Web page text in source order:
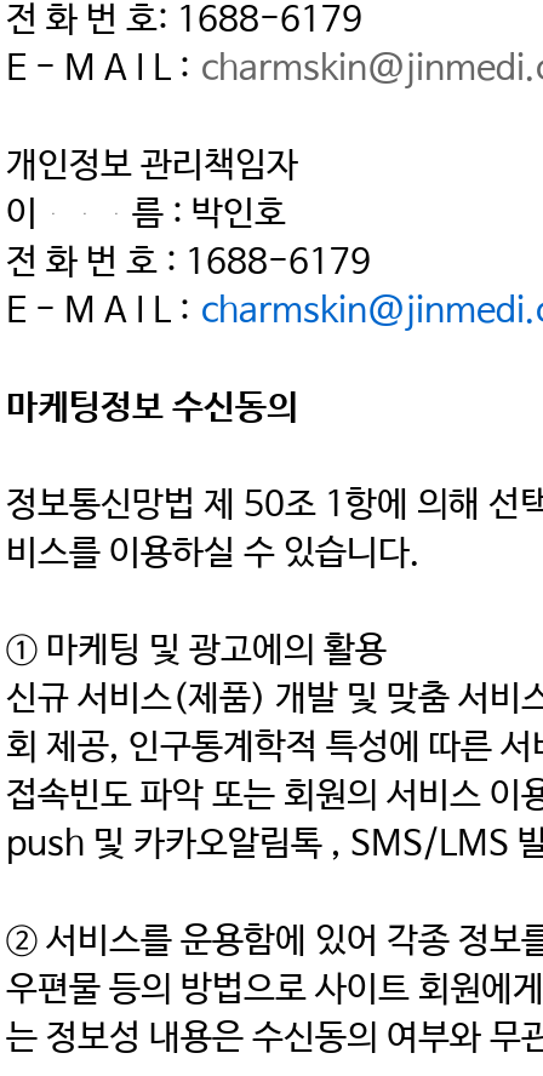
전 화 번 호: 1688-6179
E - M A I L :
개인정보 관리책임자
이 름 : 박인호
전 화 번 호 : 1688-6179
E - M A I L :
마케팅정보 수신동의
정보통신망법 제 50조 1항에 의해 선
비스를 이용하실 수 있습니다.
① 마케팅 및 광고에의 활용
신규 서비스(제품) 개발 및 맞춤 서비
회 제공, 인구통계학적 특성에 따른
접속빈도 파악 또는 회원의 서비스
push 및 카카오알림톡 , SMS/LMS
② 서비스를 운용함에 있어 각종 정
우편물 등의 방법으로 사이트 회원에
는 정보성 내용은 수신동의 여부와 무